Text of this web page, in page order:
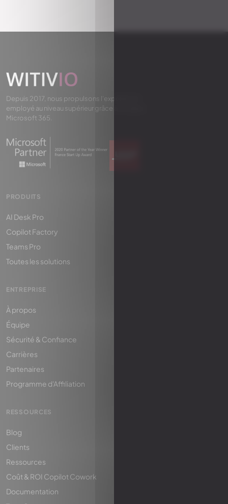
Depuis 2017, nous propulsons l'expérience
employé au niveau supérieur grâce à l'IA dans
Microsoft 365.
PRODUITS
AI Desk Pro
Copilot Factory
Teams Pro
Toutes les solutions
ENTREPRISE
À propos
Équipe
Sécurité & Confiance
Carrières
Partenaires
Programme d'Affiliation
RESSOURCES
Blog
Clients
Ressources
Coût & ROI Copilot Cowork
Documentation